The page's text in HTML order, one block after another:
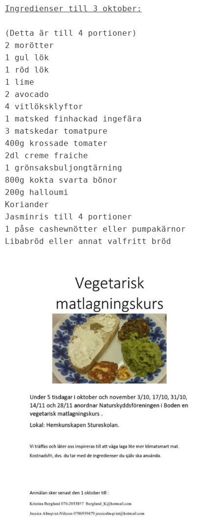
(Detta är till 4 portioner)
2 morötter
1 gul lök
1 röd lök
1 lime
2 avocado
4 vitlöksklyftor
1 matsked finhackad ingefära
3 matskedar tomatpure
400g krossade tomater
2dl creme fraiche
1 grönsaksbuljongtärning
800g kokta svarta bönor
200g halloumi
Koriander
Jasminris till 4 portioner
1 påse cashewnötter eller pumpakärnor
Libabröd eller annat valfritt bröd